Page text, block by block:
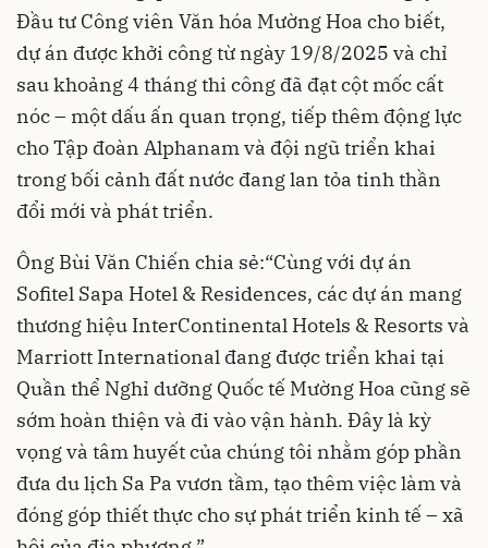
Đầu tư Công viên Văn hóa Mường Hoa cho biết,
dự án được khởi công từ ngày 19/8/2025 và chỉ
sau khoảng 4 tháng thi công đã đạt cột mốc cất
nóc – một dấu ấn quan trọng, tiếp thêm động lực
cho Tập đoàn Alphanam và đội ngũ triển khai
trong bối cảnh đất nước đang lan tỏa tinh thần
đổi mới và phát triển.
Ông Bùi Văn Chiến chia sẻ:“Cùng với dự án
Sofitel Sapa Hotel & Residences, các dự án mang
thương hiệu InterContinental Hotels & Resorts và
Marriott International đang được triển khai tại
Quần thể Nghỉ dưỡng Quốc tế Mường Hoa cũng sẽ
sớm hoàn thiện và đi vào vận hành. Đây là kỳ
vọng và tâm huyết của chúng tôi nhằm góp phần
đưa du lịch Sa Pa vươn tầm, tạo thêm việc làm và
đóng góp thiết thực cho sự phát triển kinh tế – xã